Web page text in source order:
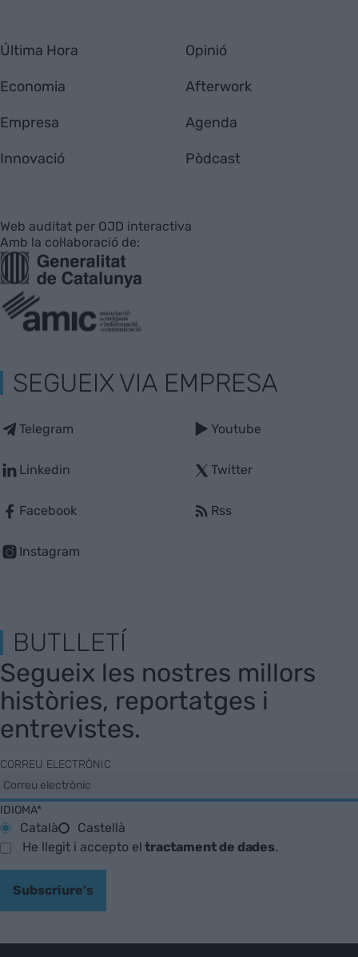
Última Hora
Economia
Empresa
Innovació
Opinió
Afterwork
Agenda
Pòdcast
Web auditat per OJD interactiva
Amb la col·laboració de:
SEGUEIX VIA EMPRESA
Telegram
Linkedin
Facebook
Instagram
Youtube
Twitter
Rss
BUTLLETÍ
Segueix les nostres millors
històries, reportatges i
entrevistes.
CORREU ELECTRÒNIC
IDIOMA*
Català
Castellà
He llegit i accepto eltractament de dades.
Subscriure's